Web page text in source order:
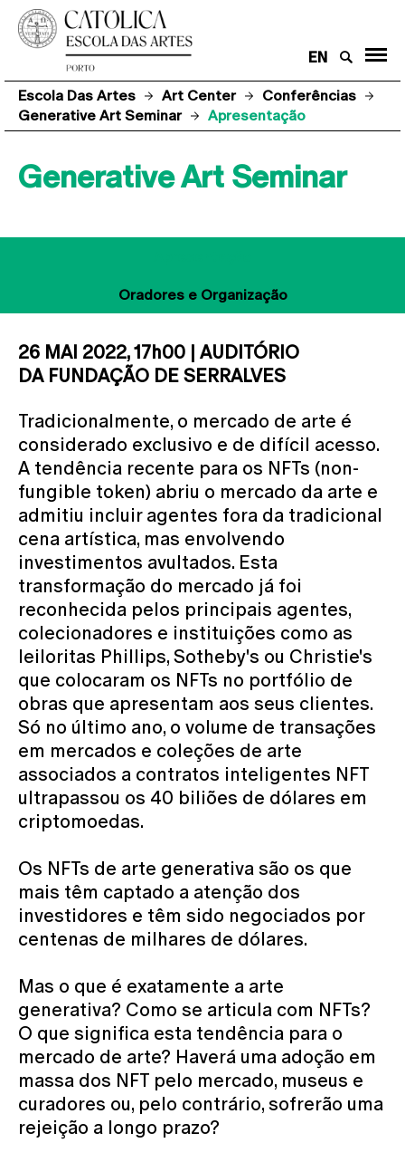
EN
Escola Das Artes Art Center
Conferências
Generative Art Seminar
Apresentação
Generative Art Seminar
Oradores e Organização
26 MAI 2022, 17h00 | AUDITÓRIO
DA FUNDAÇÃO DE SERRALVES
Tradicionalmente, o mercado de arte é
considerado exclusivo e de difícil acesso.
A tendência recente para os NFTs (non-
fungible token) abriu o mercado da arte e
admitiu incluir agentes fora da tradicional
cena artística, mas envolvendo
investimentos avultados. Esta
transformação do mercado já foi
reconhecida pelos principais agentes,
colecionadores e instituições como as
leiloritas Phillips, Sotheby's ou Christie's
que colocaram os NFTs no portfólio de
obras que apresentam aos seus clientes.
Só no último ano, o volume de transações
em mercados e coleções de arte
associados a contratos inteligentes NFT
ultrapassou os 40 biliões de dólares em
criptomoedas.
Os NFTs de arte generativa são os que
mais têm captado a atenção dos
investidores e têm sido negociados por
centenas de milhares de dólares.
Mas o que é exatamente a arte
generativa? Como se articula com NFTs?
O que significa esta tendência para o
mercado de arte? Haverá uma adoção em
massa dos NFT pelo mercado, museus e
curadores ou, pelo contrário, sofrerão uma
rejeição a longo prazo?